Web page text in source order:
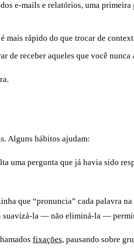
e-mails e relatórios, uma
mais rápido do que trocar de
de receber aqueles que você nunca
Alguns hábitos ajudam:
uma pergunta que já havia sido
que “pronuncia” cada palavra
la — não eliminá-la —
fixações, pausando sobre